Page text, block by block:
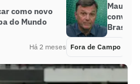
como novo
do Mundo
Há 2 meses
Mauro
Brasileira
Fora de Campo
x Estudiantes